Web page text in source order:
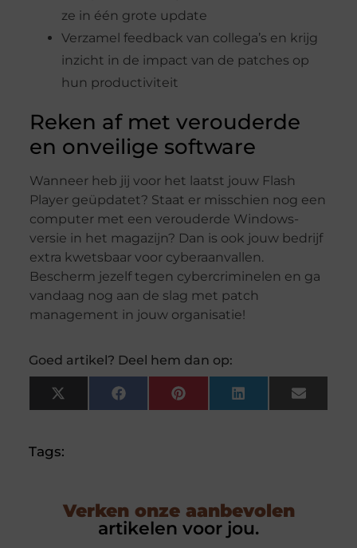
ze in één grote update
Verzamel feedback van collega’s en krijg
inzicht in de impact van de patches op
hun productiviteit
Reken af met verouderde
en onveilige software
Wanneer heb jij voor het laatst jouw Flash
Player geüpdatet? Staat er misschien nog een
computer met een verouderde Windows-
versie in het magazijn? Dan is ook jouw bedrijf
extra kwetsbaar voor cyberaanvallen.
Bescherm jezelf tegen cybercriminelen en ga
vandaag nog aan de slag met patch
management in jouw organisatie!
Goed artikel? Deel hem dan op:
X
(Twitter)
FacebookPinterestLinkedInEmail
Tags:
Verken onze aanbevolen
artikelen voor jou.